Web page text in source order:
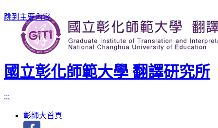
跳到主要內容
國立彰化師範大學 翻譯研究所
:::
彰師大首頁